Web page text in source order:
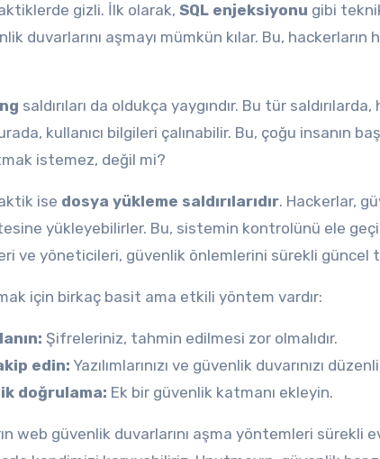
gizli. İlk olarak, SQL enjeksiyonu gibi
duvarlarını aşmayı mümkün kılar. Bu,
saldırıları da oldukça yaygındır. Bu tür
kullanıcı bilgileri çalınabilir. Bu, çoğu insanın
istemez, değil mi?
ise dosya yükleme saldırılarıdır. Hackerlar,
yükleyebilirler. Bu, sistemin kontrolünü ele
ve yöneticileri, güvenlik önlemlerini sürekli güncel
için birkaç basit ama etkili yöntem vardır:
Şifreleriniz, tahmin edilmesi zor olmalıdır.
edin: Yazılımlarınızı ve güvenlik duvarınızı
doğrulama: Ek bir güvenlik katmanı ekleyin.
web güvenlik duvarlarını aşma yöntemleri sürekli